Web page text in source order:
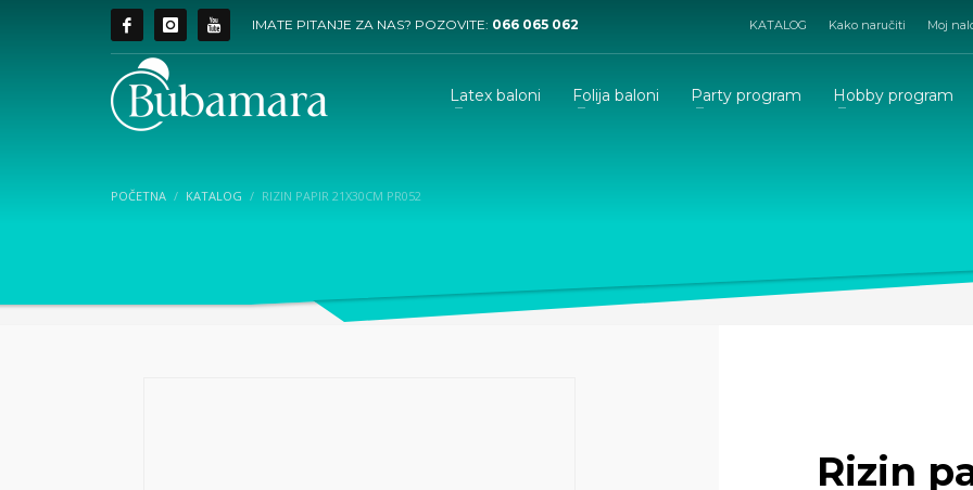
IMATE PITANJE ZA NAS? POZOVITE: 066 065 062 KATALOG Kako naručiti Moj
Latex baloni Folija baloni Party program Hobby program
POČETNA KATALOG RIZIN PAPIR 21X30CM PR052
Rizin